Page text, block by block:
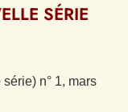
SÉRIE
n° 1, mars